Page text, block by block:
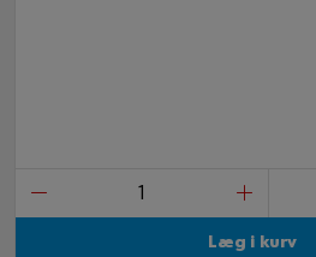
Læg i kurv